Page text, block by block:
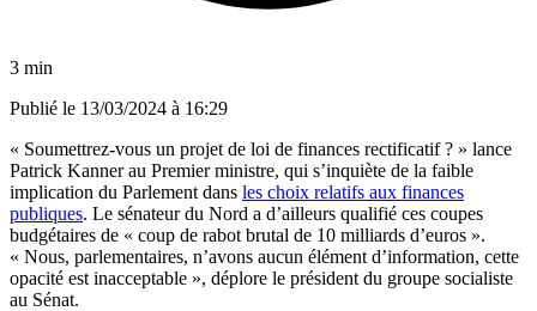
3 min
Publié le 13/03/2024 à 16:29
« Soumettrez-vous un projet de loi de finances rectificatif ? » lance
Patrick Kanner au Premier ministre, qui s’inquiète de la faible
implication du Parlement dans les choix relatifs aux finances
publiques. Le sénateur du Nord a d’ailleurs qualifié ces coupes
budgétaires de « coup de rabot brutal de 10 milliards d’euros ».
« Nous, parlementaires, n’avons aucun élément d’information, cette
opacité est inacceptable », déplore le président du groupe socialiste
au Sénat.